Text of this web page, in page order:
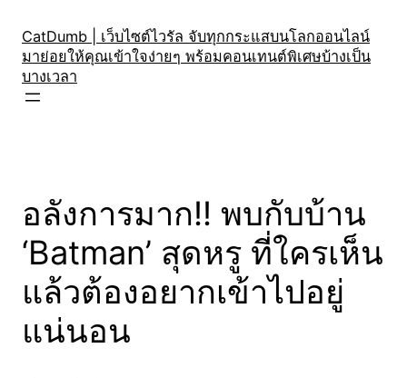
content
CatDumb | เว็บไซต์ไวรัล จับทุกกระแสบนโลกออนไลน์
มาย่อยให้คุณเข้าใจง่ายๆ พร้อมคอนเทนต์พิเศษบ้างเป็น
บางเวลา
อลังการมาก!! พบกับบ้าน
‘Batman’ สุดหรู ที่ใครเห็น
แล้วต้องอยากเข้าไปอยู่
แน่นอน